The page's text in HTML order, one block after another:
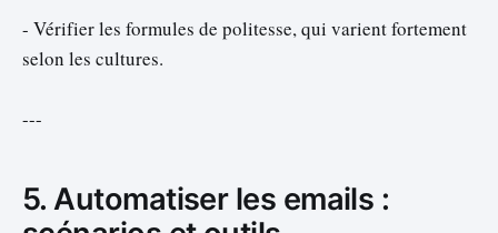
- Vérifier les formules de politesse, qui varient fortement
selon les cultures.
---
5. Automatiser les emails :